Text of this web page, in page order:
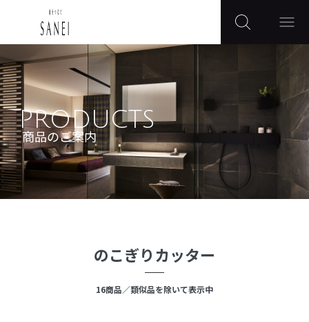
PRODUCTS
商品のご案内
のこぎりカッター
16商品／類似品を除いて表示中